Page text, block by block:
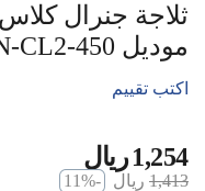
موديل GEN-CL2-450
اكتب تقييم
ريال‎ 1,254
ريال 1,413
-11%